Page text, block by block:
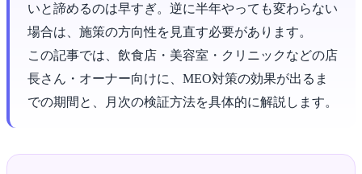
いと諦めるのは早すぎ。逆に半年やっても変わらない
場合は、施策の方向性を見直す必要があります。
この記事では、飲食店・美容室・クリニックなどの店
長さん・オーナー向けに、MEO対策の効果が出るま
での期間と、月次の検証方法を具体的に解説します。